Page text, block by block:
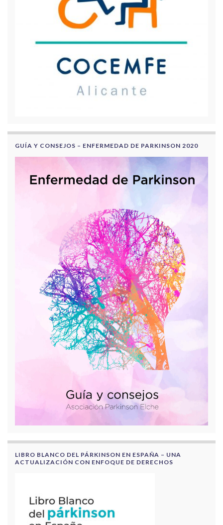
GUÍA Y CONSEJOS – ENFERMEDAD DE PARKINSON 2020
LIBRO BLANCO DEL PÁRKINSON EN ESPAÑA – UNA
ACTUALIZACIÓN CON ENFOQUE DE DERECHOS